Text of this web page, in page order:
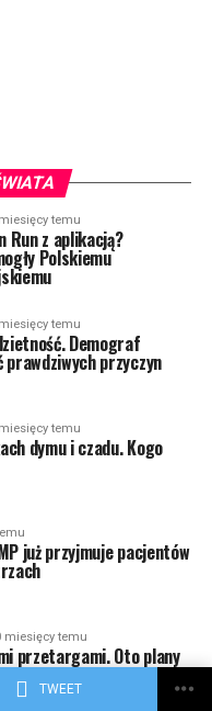
TWEET
temu
Run z aplikacją?
Polskiemu
temu
Demograf
prawdziwych przyczyn
temu
dymu i czadu. Kogo
już przyjmuje pacjentów
miesięcy temu
przetargami. Oto plany
rok